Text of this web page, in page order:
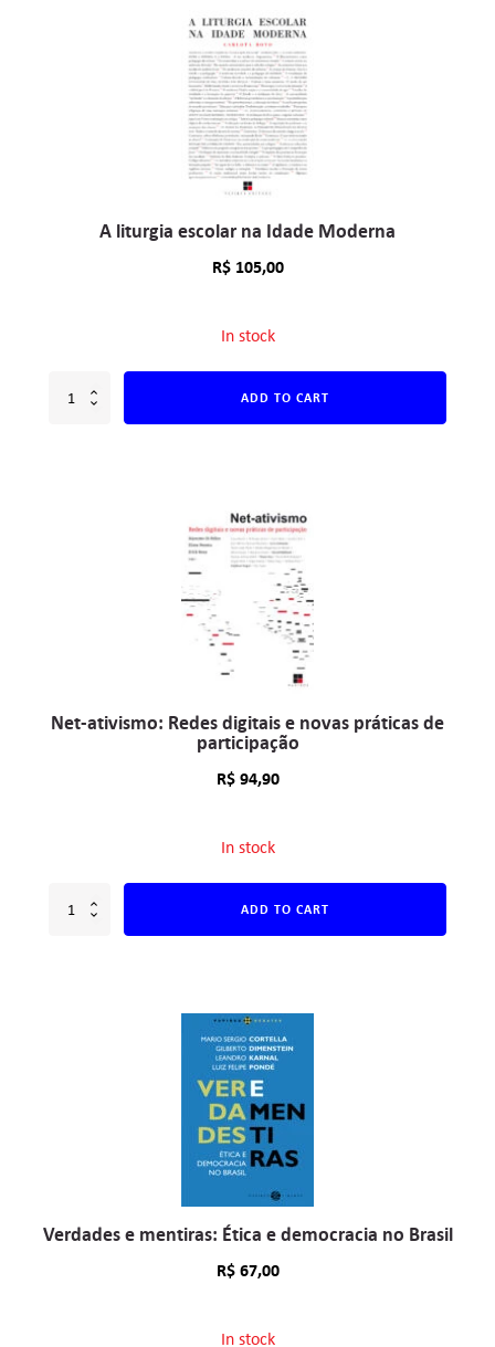
A liturgia escolar na Idade Moderna
R$105,00
In stock
ADD TO CART
Net-ativismo: Redes digitais e novas práticas de
participação
R$94,90
In stock
ADD TO CART
Verdades e mentiras: Ética e democracia no Brasil
R$67,00
In stock